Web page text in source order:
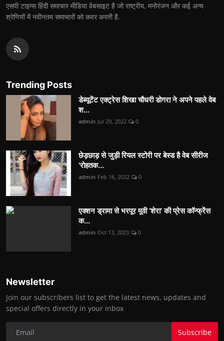
एसपी टाइम्स हिंदी समाचार मीडिया वेबसाइट है जो राष्ट्रीय, मनोरंजन और कई अन्य
श्रेणियों में नवीनतम समाचारों को कवर करती है.
Trending Posts
डेब्यूटेंट एक्ट्रेस शिखा चौधरी डोगरा ने अपने पहले वेब
श...
admin Jul 29, 2022 0
छेड़छाड़ से जुड़ी रियल स्टोरी पर बेस्ड है वेब सीरीज
'रोहतक...
admin Feb 16, 2022 0
एक्शन ड्रामा से भरपूर मूवी ‘शेरा’ की प्रेस कॉन्फ्रेंस
क...
admin Oct 13, 2023 0
Newsletter
Join our subscribers list to get the latest news, updates and
special offers directly in your inbox
Subscribe